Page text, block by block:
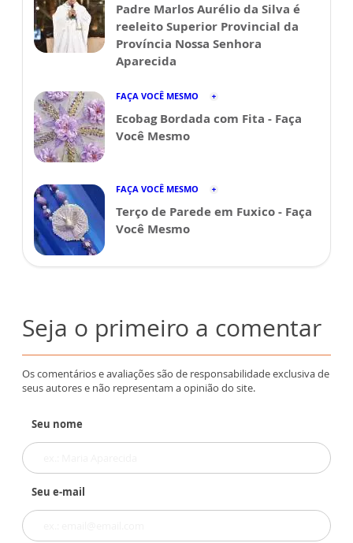
Padre Marlos Aurélio da Silva é
reeleito Superior Provincial da
Província Nossa Senhora
Aparecida
FAÇA VOCÊ MESMO
Ecobag Bordada com Fita - Faça
Você Mesmo
FAÇA VOCÊ MESMO
Terço de Parede em Fuxico - Faça
Você Mesmo
Seja o primeiro a comentar
Os comentários e avaliações são de responsabilidade exclusiva de
seus autores e não representam a opinião do site.
Seu nome
Seu e-mail